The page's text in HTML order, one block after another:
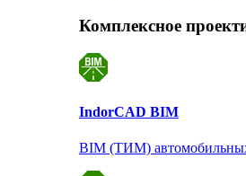
Комплексное
IndorCAD BIM
BIM (ТИМ)